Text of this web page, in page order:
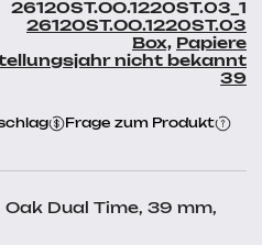
Dual Time, 39 mm,
26120ST.OO.1220ST.03_1
26120ST.OO.1220ST.03
Box, Papiere
nicht bekannt
39
Frage zum Produkt